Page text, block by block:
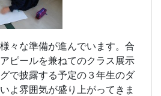
々な準備が進んでいます。合
ピールを兼ねてのクラス展示
で披露する予定の３年生のダ
よ雰囲気が盛り上がってきま